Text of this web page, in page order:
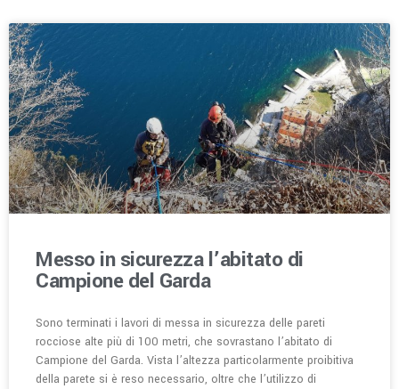
Messo in sicurezza l’abitato di
Campione del Garda
Sono terminati i lavori di messa in sicurezza delle pareti
rocciose alte più di 100 metri, che sovrastano l’abitato di
Campione del Garda. Vista l’altezza particolarmente proibitiva
della parete si è reso necessario, oltre che l’utilizzo di